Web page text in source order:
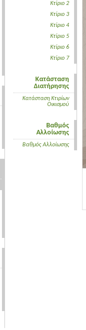
Κτίριο 2
Κτίριο 3
Κτίριο 4
Κτίριο 5
Κτίριο 6
Κτίριο 7
Κατάσταση
Διατήρησης
Κατάσταση Κτιρίων
Οικισμού
Βαθμός
Αλλοίωσης
Βαθμός Αλλοίωσης